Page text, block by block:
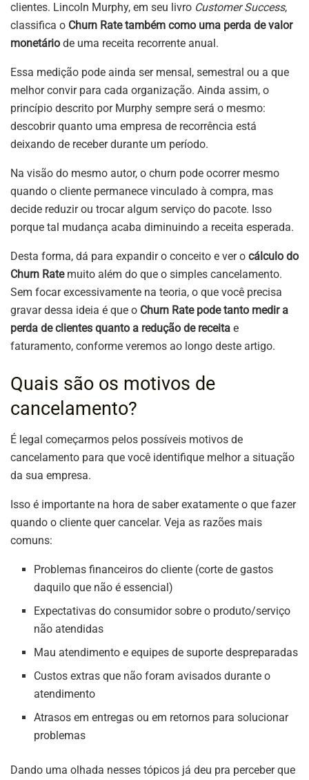
clientes. Lincoln Murphy, em seu livro Customer Success,
classifica o Churn Rate também como uma perda de valor
monetário de uma receita recorrente anual.
Essa medição pode ainda ser mensal, semestral ou a que
melhor convir para cada organização. Ainda assim, o
princípio descrito por Murphy sempre será o mesmo:
descobrir quanto uma empresa de recorrência está
deixando de receber durante um período.
Na visão do mesmo autor, o churn pode ocorrer mesmo
quando o cliente permanece vinculado à compra, mas
decide reduzir ou trocar algum serviço do pacote. Isso
porque tal mudança acaba diminuindo a receita esperada.
Desta forma, dá para expandir o conceito e ver o cálculo do
Churn Ratemuito além do que o simples cancelamento.
Sem focar excessivamente na teoria, o que você precisa
gravar dessa ideia é que o Churn Rate pode tanto medir a
perda de clientes quanto a redução de receita e
faturamento, conforme veremos ao longo deste artigo.
Quais são os motivos de
cancelamento?
É legal começarmos pelos possíveis motivos de
cancelamento para que você identifique melhor a situação
da sua empresa.
Isso é importante na hora de saber exatamente o que fazer
quando o cliente quer cancelar. Veja as razões mais
comuns:
Problemas financeiros do cliente (corte de gastos
daquilo que não é essencial)
Expectativas do consumidor sobre o produto/serviço
não atendidas
Mau atendimento e equipes de suporte despreparadas
Custos extras que não foram avisados durante o
atendimento
Atrasos em entregas ou em retornos para solucionar
problemas
Dando uma olhada nesses tópicos já deu pra perceber que